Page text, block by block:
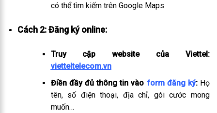
có thể tìm kiếm trên Google Maps
Cách 2: Đăng ký online:
Truy cập website của Viettel:
vietteltelecom.vn
Điền đầy đủ thông tin vào form đăng ký:Họ
tên, số điện thoại, địa chỉ, gói cước mong
muốn…